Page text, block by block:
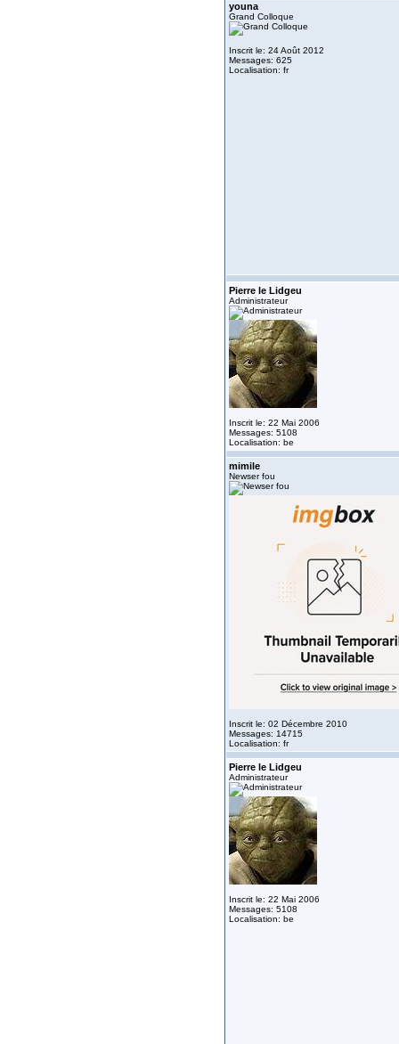
youna
Grand Colloque
Inscrit le: 24 Août 2012
Messages: 625
Localisation: fr
Pierre le Lidgeu
Administrateur
Inscrit le: 22 Mai 2006
Messages: 5108
Localisation: be
mimile
Newser fou
Inscrit le: 02 Décembre 2010
Messages: 14715
Localisation: fr
Pierre le Lidgeu
Administrateur
Inscrit le: 22 Mai 2006
Messages: 5108
Localisation: be